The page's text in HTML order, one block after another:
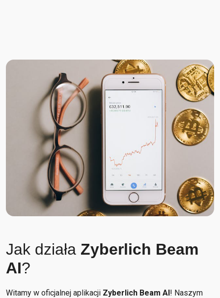
Jak działa Zyberlich Beam
AI?
Witamy w oficjalnej aplikacji Zyberlich Beam AI! Naszym